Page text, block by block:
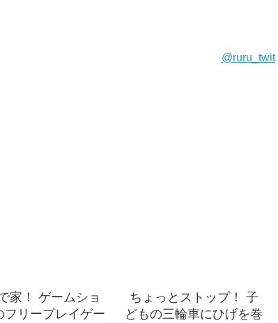
@ruru_twit
家！ ゲームショ
フリープレイゲー
ちょっとストップ！ 子
どもの三輪車にひげを巻